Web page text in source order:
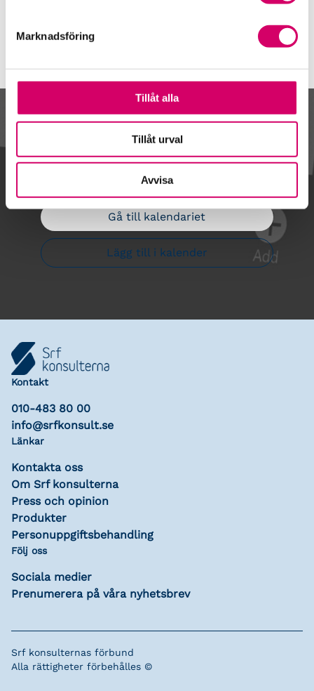
Marknadsföring
Tillåt alla
Tillåt urval
Avvisa
Kalendarium
Gå till kalendariet
Lägg till i kalender
Kontakt
010-483 80 00
info@srfkonsult.se
Länkar
Kontakta oss
Om Srf konsulterna
Press och opinion
Produkter
Personuppgiftsbehandling
Följ oss
Sociala medier
Prenumerera på våra nyhetsbrev
Srf konsulternas förbund
Alla rättigheter förbehålles ©